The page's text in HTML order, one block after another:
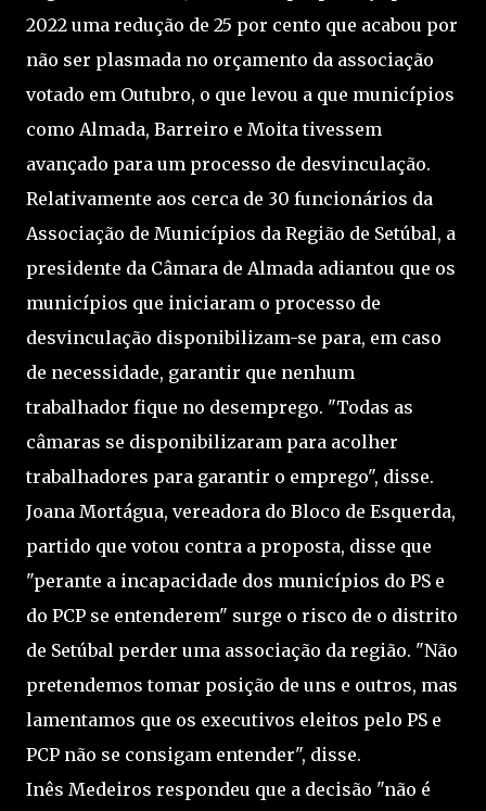
2022 uma redução de 25 por cento que acabou por
não ser plasmada no orçamento da associação
votado em Outubro, o que levou a que municípios
como Almada, Barreiro e Moita tivessem
avançado para um processo de desvinculação.
Relativamente aos cerca de 30 funcionários da
Associação de Municípios da Região de Setúbal, a
presidente da Câmara de Almada adiantou que os
municípios que iniciaram o processo de
desvinculação disponibilizam-se para, em caso
de necessidade, garantir que nenhum
trabalhador fique no desemprego. "Todas as
câmaras se disponibilizaram para acolher
trabalhadores para garantir o emprego", disse.
Joana Mortágua, vereadora do Bloco de Esquerda,
partido que votou contra a proposta, disse que
"perante a incapacidade dos municípios do PS e
do PCP se entenderem" surge o risco de o distrito
de Setúbal perder uma associação da região. "Não
pretendemos tomar posição de uns e outros, mas
lamentamos que os executivos eleitos pelo PS e
PCP não se consigam entender", disse.
Inês Medeiros respondeu que a decisão "não é